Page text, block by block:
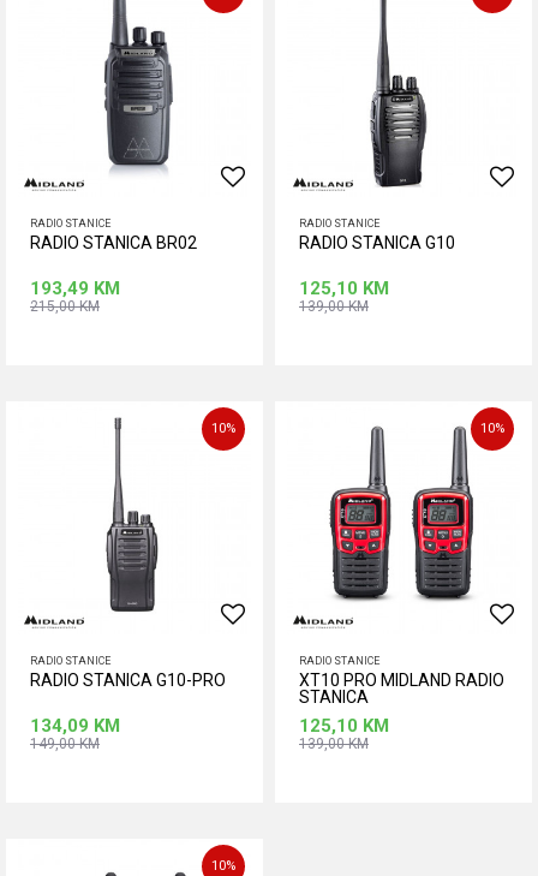
RADIO STANICE
RADIO STANICA BR02
193,49 KM
215,00KM
RADIO STANICE
RADIO STANICA G10
125,10 KM
139,00KM
10%
RADIO STANICE
RADIO STANICA G10-PRO
134,09 KM
149,00KM
10%
RADIO STANICE
XT10 PRO MIDLAND RADIO
STANICA
125,10 KM
139,00KM
10%